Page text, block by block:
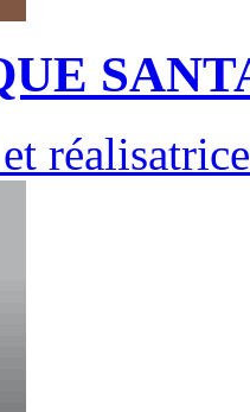
réalisatrice